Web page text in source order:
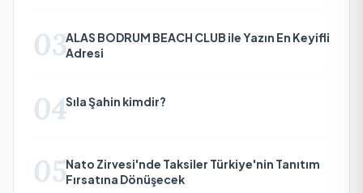
03ALAS BODRUM BEACH CLUB ile Yazın En Keyifli
Adresi
04Sıla Şahin kimdir?
05Nato Zirvesi'nde Taksiler Türkiye'nin Tanıtım
Fırsatına Dönüşecek